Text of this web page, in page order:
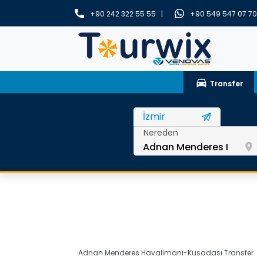
+90 242 322 55 55 | +90 549 547 07 70
drive_eta Transfer
Nereden
room
Adnan Menderes Havalimanı-Kusadası Transfer